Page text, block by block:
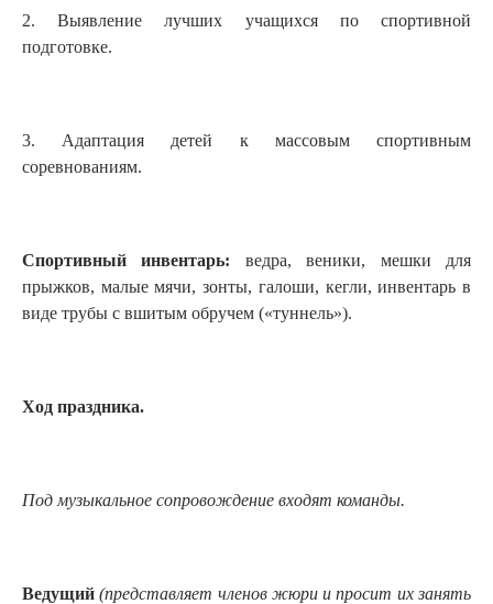
2. Выявление лучших учащихся по спортивной
подготовке.
3. Адаптация детей к массовым спортивным
соревнованиям.
Спортивный инвентарь: ведра, веники, мешки для
прыжков, малые мячи, зонты, галоши, кегли, инвентарь в
виде трубы с вшитым обручем («туннель»).
Ход праздника.
Под музыкальное сопровождение входят команды.
Ведущий (представляет членов жюри и просит их занять